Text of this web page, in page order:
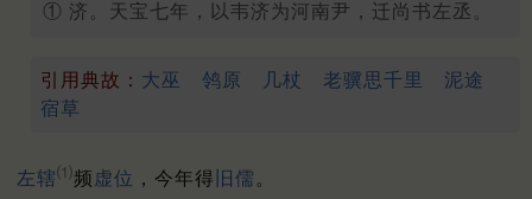
① 济。天宝七年，以韦济为河南尹，迁尚书左丞。
引用典故： 大巫 鸰原 几杖 老骥思千里
泥途
宿草
左辖⑴频 虚位 ，今年得 旧儒。